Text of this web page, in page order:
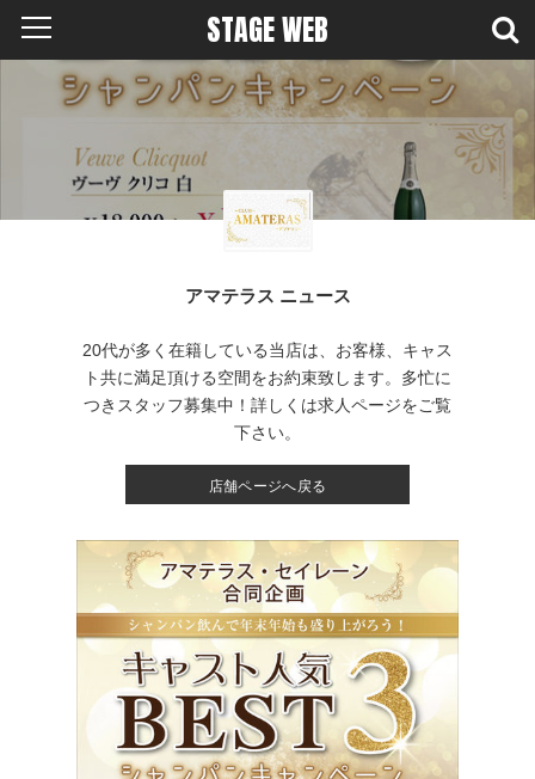
STAGE WEB
アマテラス ニュース
20代が多く在籍している当店は、お客様、キャス
ト共に満足頂ける空間をお約束致します。多忙に
つきスタッフ募集中！詳しくは求人ページをご覧
下さい。
店舗ページへ戻る